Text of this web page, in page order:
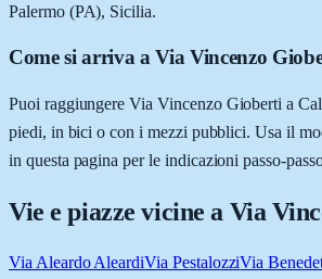
Palermo (PA), Sicilia.
Come si arriva a Via Vincenzo
Puoi raggiungere Via Vincenzo Gioberti a
piedi, in bici o con i mezzi pubblici. Usa il
in questa pagina per le indicazioni passo-
Vie e piazze vicine a Via
Via Aleardo AleardiVia PestalozziVia